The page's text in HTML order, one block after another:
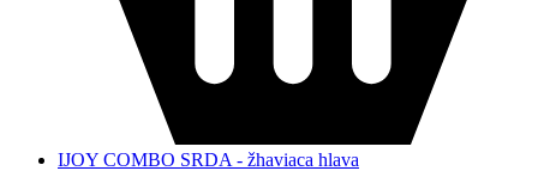
IJOY COMBO SRDA - žhaviaca hlava